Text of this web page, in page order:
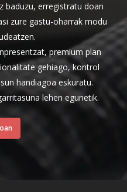
baduzu, erregistratu doan
zure gastu-oharrak modu
premium plan
gehiago, kontrol
handiagoa eskuratu.
lehen egunetik.